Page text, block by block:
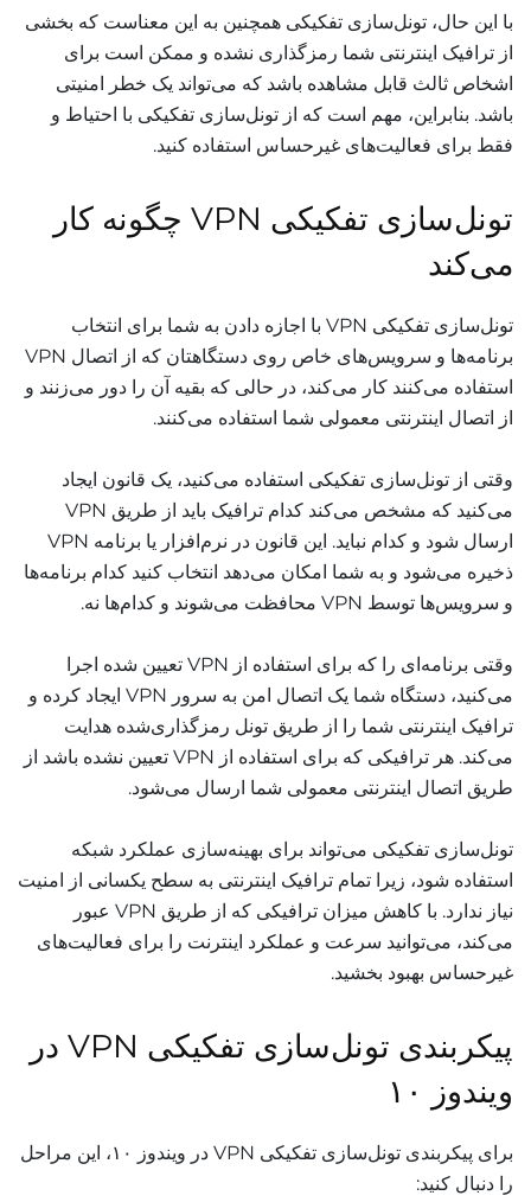
با این حال، تونل‌سازی تفکیکی همچنین به این معناست که بخشی
از ترافیک اینترنتی شما رمزگذاری نشده و ممکن است برای
اشخاص ثالث قابل مشاهده باشد که می‌تواند یک خطر امنیتی
باشد. بنابراین، مهم است که از تونل‌سازی تفکیکی با احتیاط و
فقط برای فعالیت‌های غیرحساس استفاده کنید.
تونل‌سازی تفکیکی VPN چگونه کار
می‌کند
تونل‌سازی تفکیکی VPN با اجازه دادن به شما برای انتخاب
برنامه‌ها و سرویس‌های خاص روی دستگاهتان که از اتصال VPN
استفاده می‌کنند کار می‌کند، در حالی که بقیه آن را دور می‌زنند و
از اتصال اینترنتی معمولی شما استفاده می‌کنند.
وقتی از تونل‌سازی تفکیکی استفاده می‌کنید، یک قانون ایجاد
می‌کنید که مشخص می‌کند کدام ترافیک باید از طریق VPN
ارسال شود و کدام نباید. این قانون در نرم‌افزار یا برنامه VPN
ذخیره می‌شود و به شما امکان می‌دهد انتخاب کنید کدام برنامه‌ها
و سرویس‌ها توسط VPN محافظت می‌شوند و کدام‌ها نه.
وقتی برنامه‌ای را که برای استفاده از VPN تعیین شده اجرا
می‌کنید، دستگاه شما یک اتصال امن به سرور VPN ایجاد کرده و
ترافیک اینترنتی شما را از طریق تونل رمزگذاری‌شده هدایت
می‌کند. هر ترافیکی که برای استفاده از VPN تعیین نشده باشد از
طریق اتصال اینترنتی معمولی شما ارسال می‌شود.
تونل‌سازی تفکیکی می‌تواند برای بهینه‌سازی عملکرد شبکه
استفاده شود، زیرا تمام ترافیک اینترنتی به سطح یکسانی از امنیت
نیاز ندارد. با کاهش میزان ترافیکی که از طریق VPN عبور
می‌کند، می‌توانید سرعت و عملکرد اینترنت را برای فعالیت‌های
غیرحساس بهبود بخشید.
پیکربندی تونل‌سازی تفکیکی VPN در
ویندوز ۱۰
برای پیکربندی تونل‌سازی تفکیکی VPN در ویندوز ۱۰، این مراحل
را دنبال کنید: